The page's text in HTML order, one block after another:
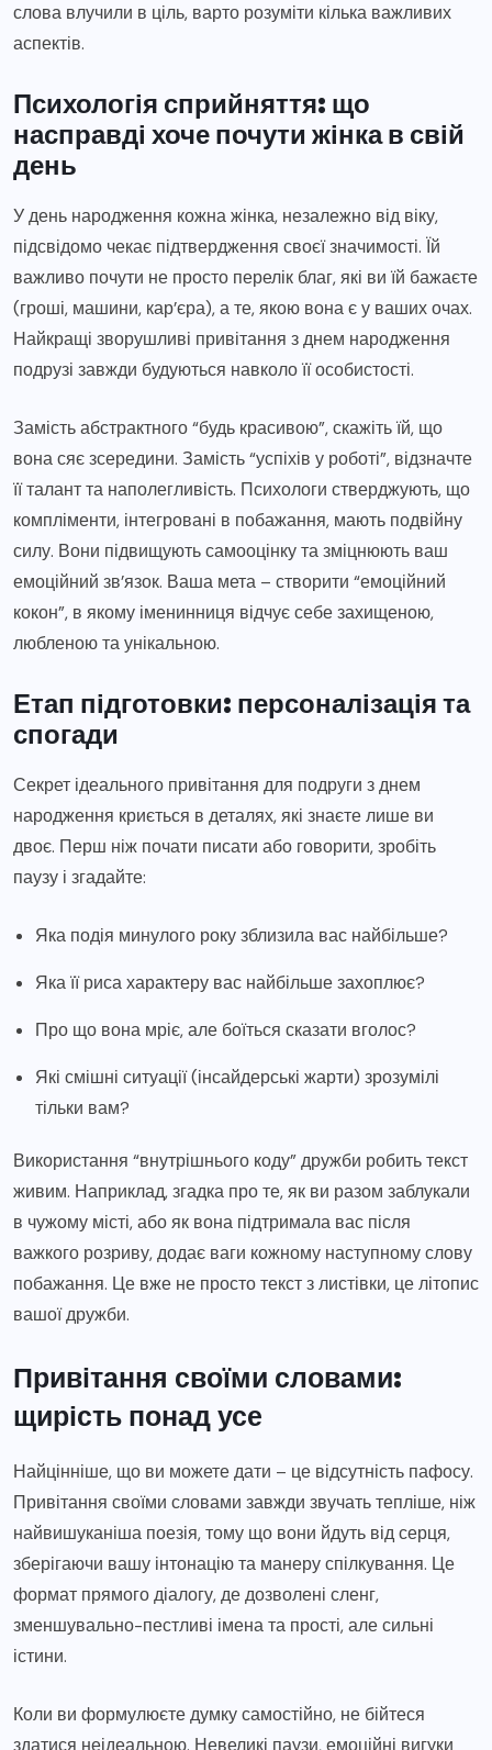
слова влучили в ціль, варто розуміти кілька важливих
аспектів.
Психологія сприйняття: що
насправді хоче почути жінка в свій
день
У день народження кожна жінка, незалежно від віку,
підсвідомо чекає підтвердження своєї значимості. Їй
важливо почути не просто перелік благ, які ви їй бажаєте
(гроші, машини, кар’єра), а те, якою вона є у ваших очах.
Найкращі зворушливі привітання з днем народження
подрузі завжди будуються навколо її особистості.
Замість абстрактного “будь красивою”, скажіть їй, що
вона сяє зсередини. Замість “успіхів у роботі”, відзначте
її талант та наполегливість. Психологи стверджують, що
компліменти, інтегровані в побажання, мають подвійну
силу. Вони підвищують самооцінку та зміцнюють ваш
емоційний зв’язок. Ваша мета – створити “емоційний
кокон”, в якому іменинниця відчує себе захищеною,
любленою та унікальною.
Етап підготовки: персоналізація та
спогади
Секрет ідеального привітання для подруги з днем
народження криється в деталях, які знаєте лише ви
двоє. Перш ніж почати писати або говорити, зробіть
паузу і згадайте:
Яка подія минулого року зблизила вас найбільше?
Яка її риса характеру вас найбільше захоплює?
Про що вона мріє, але боїться сказати вголос?
Які смішні ситуації (інсайдерські жарти) зрозумілі
тільки вам?
Використання “внутрішнього коду” дружби робить текст
живим. Наприклад, згадка про те, як ви разом заблукали
в чужому місті, або як вона підтримала вас після
важкого розриву, додає ваги кожному наступному слову
побажання. Це вже не просто текст з листівки, це літопис
вашої дружби.
Привітання своїми словами:
щирість понад усе
Найцінніше, що ви можете дати – це відсутність пафосу.
Привітання своїми словами завжди звучать тепліше, ніж
найвишуканіша поезія, тому що вони йдуть від серця,
зберігаючи вашу інтонацію та манеру спілкування. Це
формат прямого діалогу, де дозволені сленг,
зменшувально-пестливі імена та прості, але сильні
істини.
Коли ви формулюєте думку самостійно, не бійтеся
здатися неідеальною. Невеликі паузи, емоційні вигуки